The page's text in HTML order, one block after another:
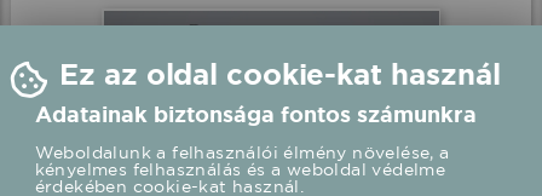
Minden cookie elfogadása
További lehetőségek